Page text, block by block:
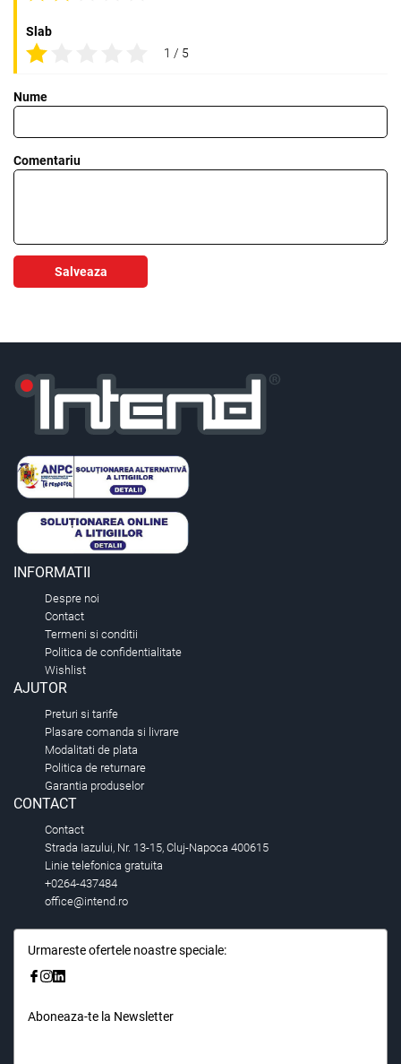
Slab
1 / 5
Nume
Comentariu
Salveaza
INFORMATII
Despre noi
Contact
Termeni si conditii
Politica de confidentialitate
Wishlist
AJUTOR
Preturi si tarife
Plasare comanda si livrare
Modalitati de plata
Politica de returnare
Garantia produselor
CONTACT
Contact
Strada Iazului, Nr. 13-15, Cluj-Napoca 400615
Linie telefonica gratuita
+0264-437484
office@intend.ro
Urmareste ofertele noastre speciale:
Aboneaza-te la Newsletter